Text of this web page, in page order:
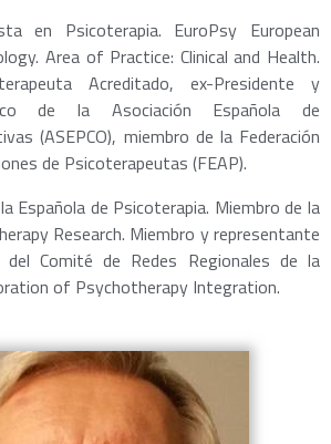
en Psicoterapia. EuroPsy European
Area of Practice: Clinical and Health.
Acreditado, ex-Presidente y
de la Asociación Española de
(ASEPCO), miembro de la Federación
de Psicoterapeutas (FEAP).
Española de Psicoterapia. Miembro de la
Research. Miembro y representante
del Comité de Redes Regionales de la
of Psychotherapy Integration.